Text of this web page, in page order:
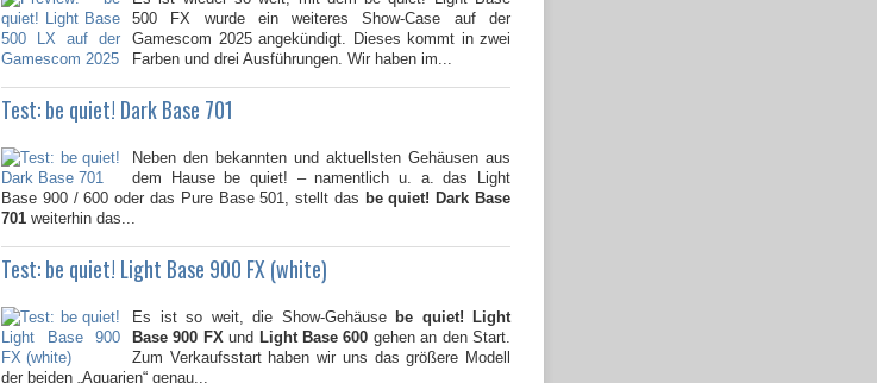
500 FX wurde ein weiteres Show-Case auf der
Gamescom 2025 angekündigt. Dieses kommt in zwei
Farben und drei Ausführungen. Wir haben im...
Test: be quiet! Dark Base 701
Neben den bekannten und aktuellsten Gehäusen aus
dem Hause be quiet! – namentlich u. a. das Light
Base 900 / 600 oder das Pure Base 501, stellt das be quiet! Dark Base
701 weiterhin das...
Test: be quiet! Light Base 900 FX (white)
Es ist so weit, die Show-Gehäuse be quiet! Light
Base 900 FX und Light Base 600 gehen an den Start.
Zum Verkaufsstart haben wir uns das größere Modell
der beiden „Aquarien“ genau...